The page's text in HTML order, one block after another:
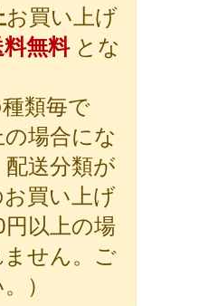
お買い上げ
無料とな
種類毎で
場合にな
送分類が
買い上げ
以上の場
せん。ご
）